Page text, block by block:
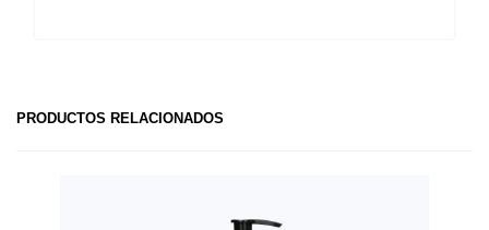
PRODUCTOS RELACIONADOS